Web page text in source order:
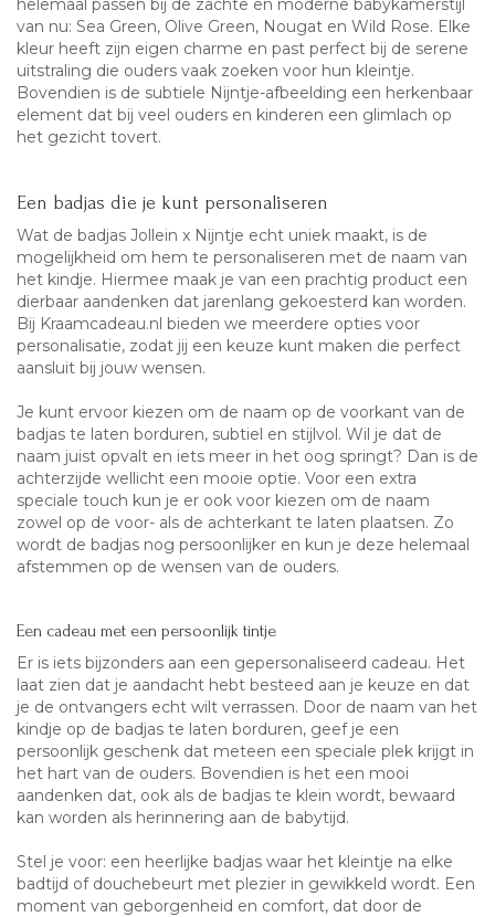
helemaal passen bij de zachte en moderne babykamerstijl
van nu: Sea Green, Olive Green, Nougat en Wild Rose. Elke
kleur heeft zijn eigen charme en past perfect bij de serene
uitstraling die ouders vaak zoeken voor hun kleintje.
Bovendien is de subtiele Nijntje-afbeelding een herkenbaar
element dat bij veel ouders en kinderen een glimlach op
het gezicht tovert.
Een badjas die je kunt personaliseren
Wat de badjas Jollein x Nijntje echt uniek maakt, is de
mogelijkheid om hem te personaliseren met de naam van
het kindje. Hiermee maak je van een prachtig product een
dierbaar aandenken dat jarenlang gekoesterd kan worden.
Bij Kraamcadeau.nl bieden we meerdere opties voor
personalisatie, zodat jij een keuze kunt maken die perfect
aansluit bij jouw wensen.
Je kunt ervoor kiezen om de naam op de voorkant van de
badjas te laten borduren, subtiel en stijlvol. Wil je dat de
naam juist opvalt en iets meer in het oog springt? Dan is de
achterzijde wellicht een mooie optie. Voor een extra
speciale touch kun je er ook voor kiezen om de naam
zowel op de voor- als de achterkant te laten plaatsen. Zo
wordt de badjas nog persoonlijker en kun je deze helemaal
afstemmen op de wensen van de ouders.
Een cadeau met een persoonlijk tintje
Er is iets bijzonders aan een gepersonaliseerd cadeau. Het
laat zien dat je aandacht hebt besteed aan je keuze en dat
je de ontvangers echt wilt verrassen. Door de naam van het
kindje op de badjas te laten borduren, geef je een
persoonlijk geschenk dat meteen een speciale plek krijgt in
het hart van de ouders. Bovendien is het een mooi
aandenken dat, ook als de badjas te klein wordt, bewaard
kan worden als herinnering aan de babytijd.
Stel je voor: een heerlijke badjas waar het kleintje na elke
badtijd of douchebeurt met plezier in gewikkeld wordt. Een
moment van geborgenheid en comfort, dat door de